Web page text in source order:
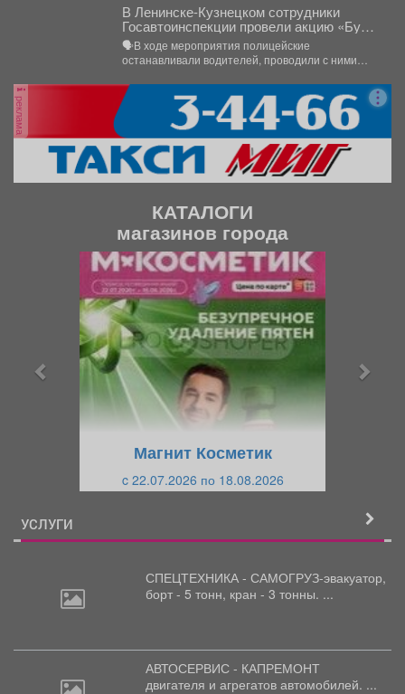
В Ленинске-Кузнецком сотрудники
Госавтоинспекции провели акцию «Будь
трезвым в пути»
🗣В ходе мероприятия полицейские
останавливали водителей, проводили с ними
реклама
КАТАЛОГИ
магазинов города
Магнит Косметик
c 22.07.2026 по 18.08.2026
УСЛУГИ
СПЕЦТЕХНИКА - САМОГРУЗ-эвакуатор,
борт - 5 тонн, кран - 3 тонны. ...
АВТОСЕРВИС - КАПРЕМОНТ
двигателя и агрегатов автомобилей. ...